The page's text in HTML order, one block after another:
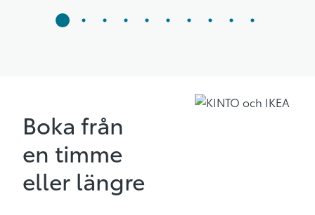
Boka från
en timme
eller längre